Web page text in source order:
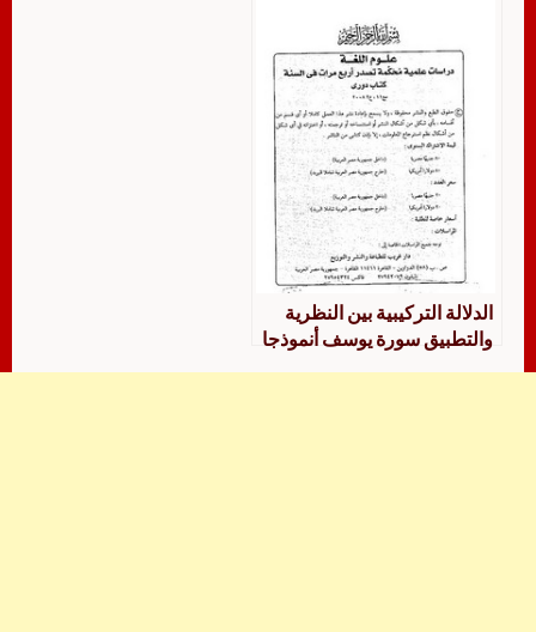
الدلالة التركيبية بين النظرية
والتطبيق سورة يوسف أنموذجا